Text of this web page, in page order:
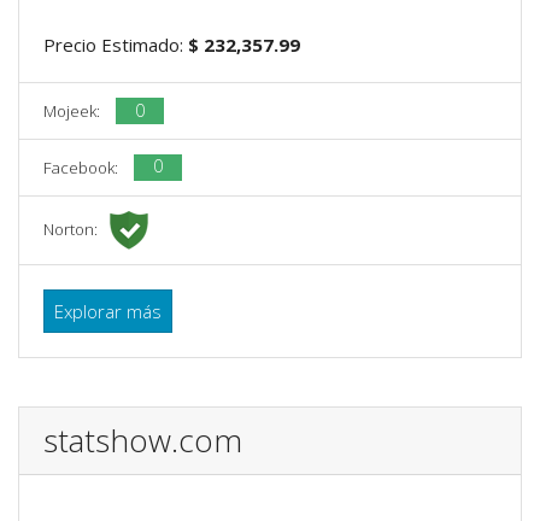
Precio Estimado: $ 232,357.99
Mojeek: 0
Facebook: 0
Norton:
Explorar más
statshow.com